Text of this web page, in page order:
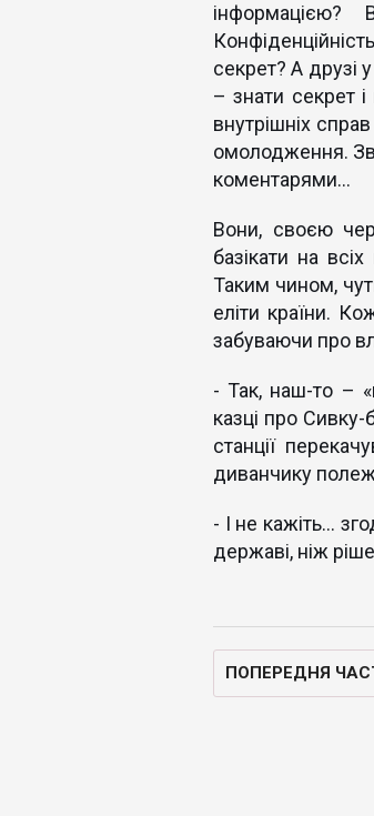
секрет? А друзі
– знати секрет
внутрішніх
омолодження.
коментарями…
Вони, своєю
базікати на
Таким чином,
еліти країни.
забуваючи про
- Так, наш-то –
казці про
станції
диванчику
- І не кажіть…
державі, ніж
ПОПЕРЕДНЯ